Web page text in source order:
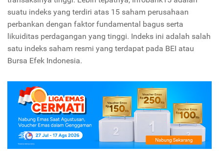
suatu indeks yang terdiri atas 15 saham perusahaan
perbankan dengan faktor fundamental bagus serta
likuiditas perdagangan yang tinggi. Indeks ini adalah salah
satu indeks saham resmi yang terdapat pada BEI atau
Bursa Efek Indonesia.